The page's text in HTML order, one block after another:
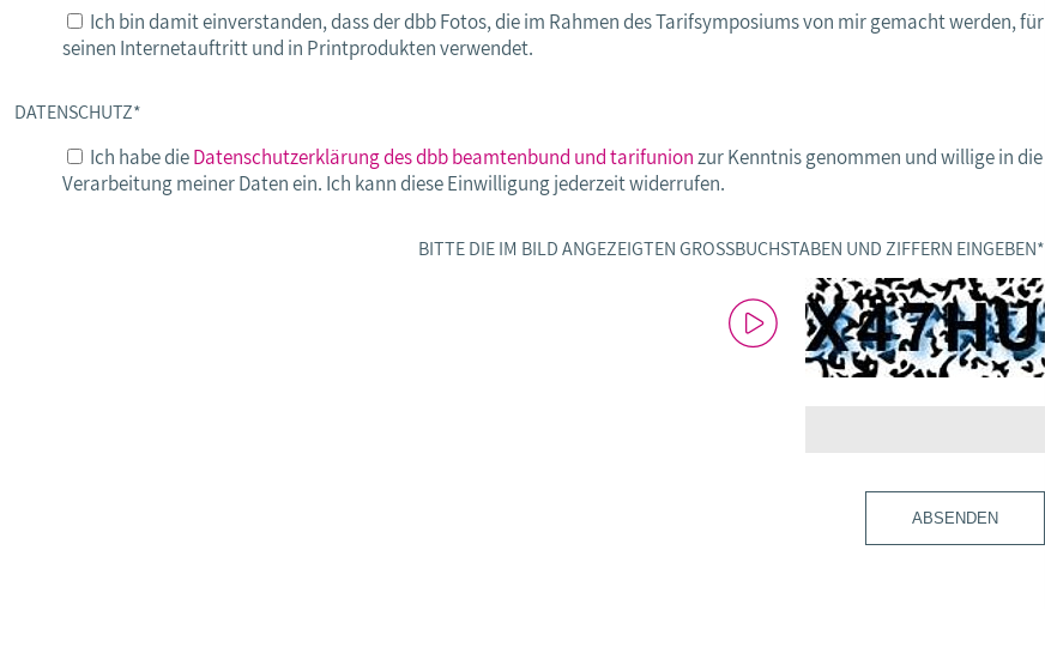
Ich bin damit einverstanden, dass der dbb Fotos, die im Rahmen des Tarifsymposiums von mir gemacht werden, für
seinen Internetauftritt und in Printprodukten verwendet.
DATENSCHUTZ*
Ich habe dieDatenschutzerklärung des dbb beamtenbund und tarifunionzur Kenntnis genommen und willige in die
Verarbeitung meiner Daten ein. Ich kann diese Einwilligung jederzeit widerrufen.
BITTE DIE IM BILD ANGEZEIGTEN GROSSBUCHSTABEN UND ZIFFERN EINGEBEN *
ABSENDEN